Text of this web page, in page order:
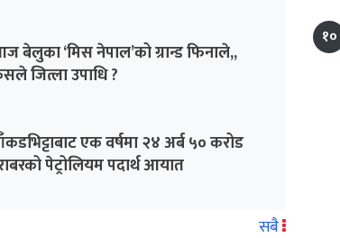
बेलुका ‘मिस नेपाल’को ग्रान्ड फिनाले,,
जित्ला उपाधि ?
एक वर्षमा २४ अर्ब ५० करोड
पेट्रोलियम पदार्थ आयात
सबै
१०